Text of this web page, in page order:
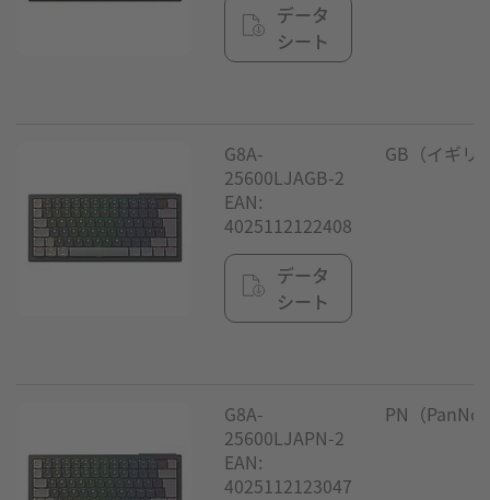
データ
シート
G8A-
25600LJAGB-2
EAN:
4025112122408
データ
シート
GB（イギリ
G8A-
25600LJAPN-2
EAN:
4025112123047
PN（